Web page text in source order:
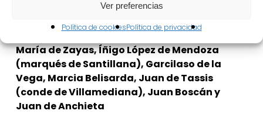
Ver preferencias
Política de cookiesPolítica de privacidad
Acuña, Juan Ruiz de Alarcón, Catalina Clara
Ramírez de Guzmán, Francisco de Quevedo,
Teresa de Jesús, Cristóbal de Castillejo,
María de Zayas, Íñigo López de Mendoza
(marqués de Santillana), Garcilaso de la
Vega, Marcia Belisarda, Juan de Tassis
(conde de Villamediana), Juan Boscán y
Juan de Anchieta